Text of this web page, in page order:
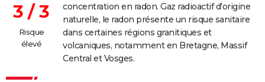
3 / 3
Risque
élevé
concentration en radon. Gaz radioactif d'origine
naturelle, le radon présente un risque sanitaire
dans certaines régions granitiques et
volcaniques, notamment en Bretagne, Massif
Central et Vosges.